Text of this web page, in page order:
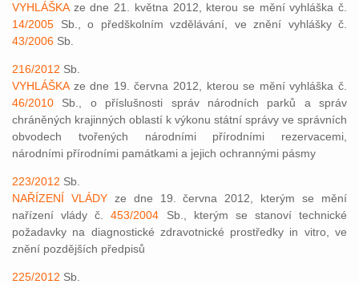
VYHLÁŠKAze dne 21. května 2012, kterou se mění vyhláška č.
14/2005 Sb., o předškolním vzdělávání, ve znění vyhlášky č.
43/2006 Sb.
216/2012 Sb.
VYHLÁŠKAze dne 19. června 2012, kterou se mění vyhláška č.
46/2010 Sb., o příslušnosti správ národních parků a správ
chráněných krajinných oblastí k výkonu státní správy ve správních
obvodech tvořených národními přírodními rezervacemi,
národními přírodními památkami a jejich ochrannými pásmy
223/2012 Sb.
NAŘÍZENÍ VLÁDYze dne 19. června 2012, kterým se mění
nařízení vlády č.453/2004 Sb., kterým se stanoví technické
požadavky na diagnostické zdravotnické prostředky in vitro, ve
znění pozdějších předpisů
225/2012 Sb.